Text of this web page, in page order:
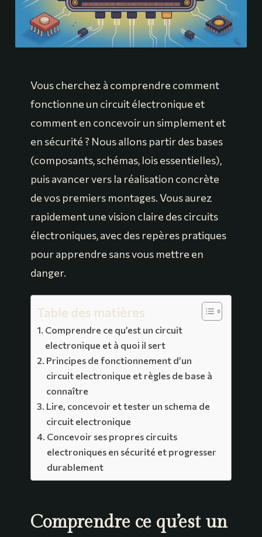
Vous cherchez à comprendre comment
fonctionne un circuit électronique et
comment en concevoir un simplement et
en sécurité ? Nous allons partir des bases
(composants, schémas, lois essentielles),
puis avancer vers la réalisation concrète
de vos premiers montages. Vous aurez
rapidement une vision claire des circuits
électroniques, avec des repères pratiques
pour apprendre sans vous mettre en
danger.
Table des matières
Comprendre ce qu’est un circuit
electronique et à quoi il sert
Principes de fonctionnement d’un
circuit electronique et règles de base à
connaître
Lire, concevoir et tester un schema de
circuit electronique
Concevoir ses propres circuits
electroniques en sécurité et progresser
durablement
Comprendre ce qu’est un